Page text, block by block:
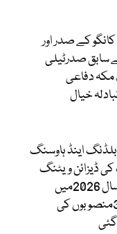
کے صدر اور
سابق صدرٹیلی
مکہ دفاعی
خیال
اینڈ ہاوسنگ
ڈیزائن ویٹنگ
کمیٹی کے سال 2026میں
7اجلاس ، 37منصوبوں کی